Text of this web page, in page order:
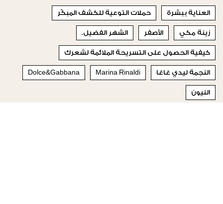
العناية ببشرة حملات التوعية للكشف المبكّر
زينة مكي الأصفر الشهر الفضيل.
كيفية الحصول على التسريحة الملائمة لشعرك
النجمة ليدي غاغا Marina Rinaldi
Dolce&Gabbana
النيون